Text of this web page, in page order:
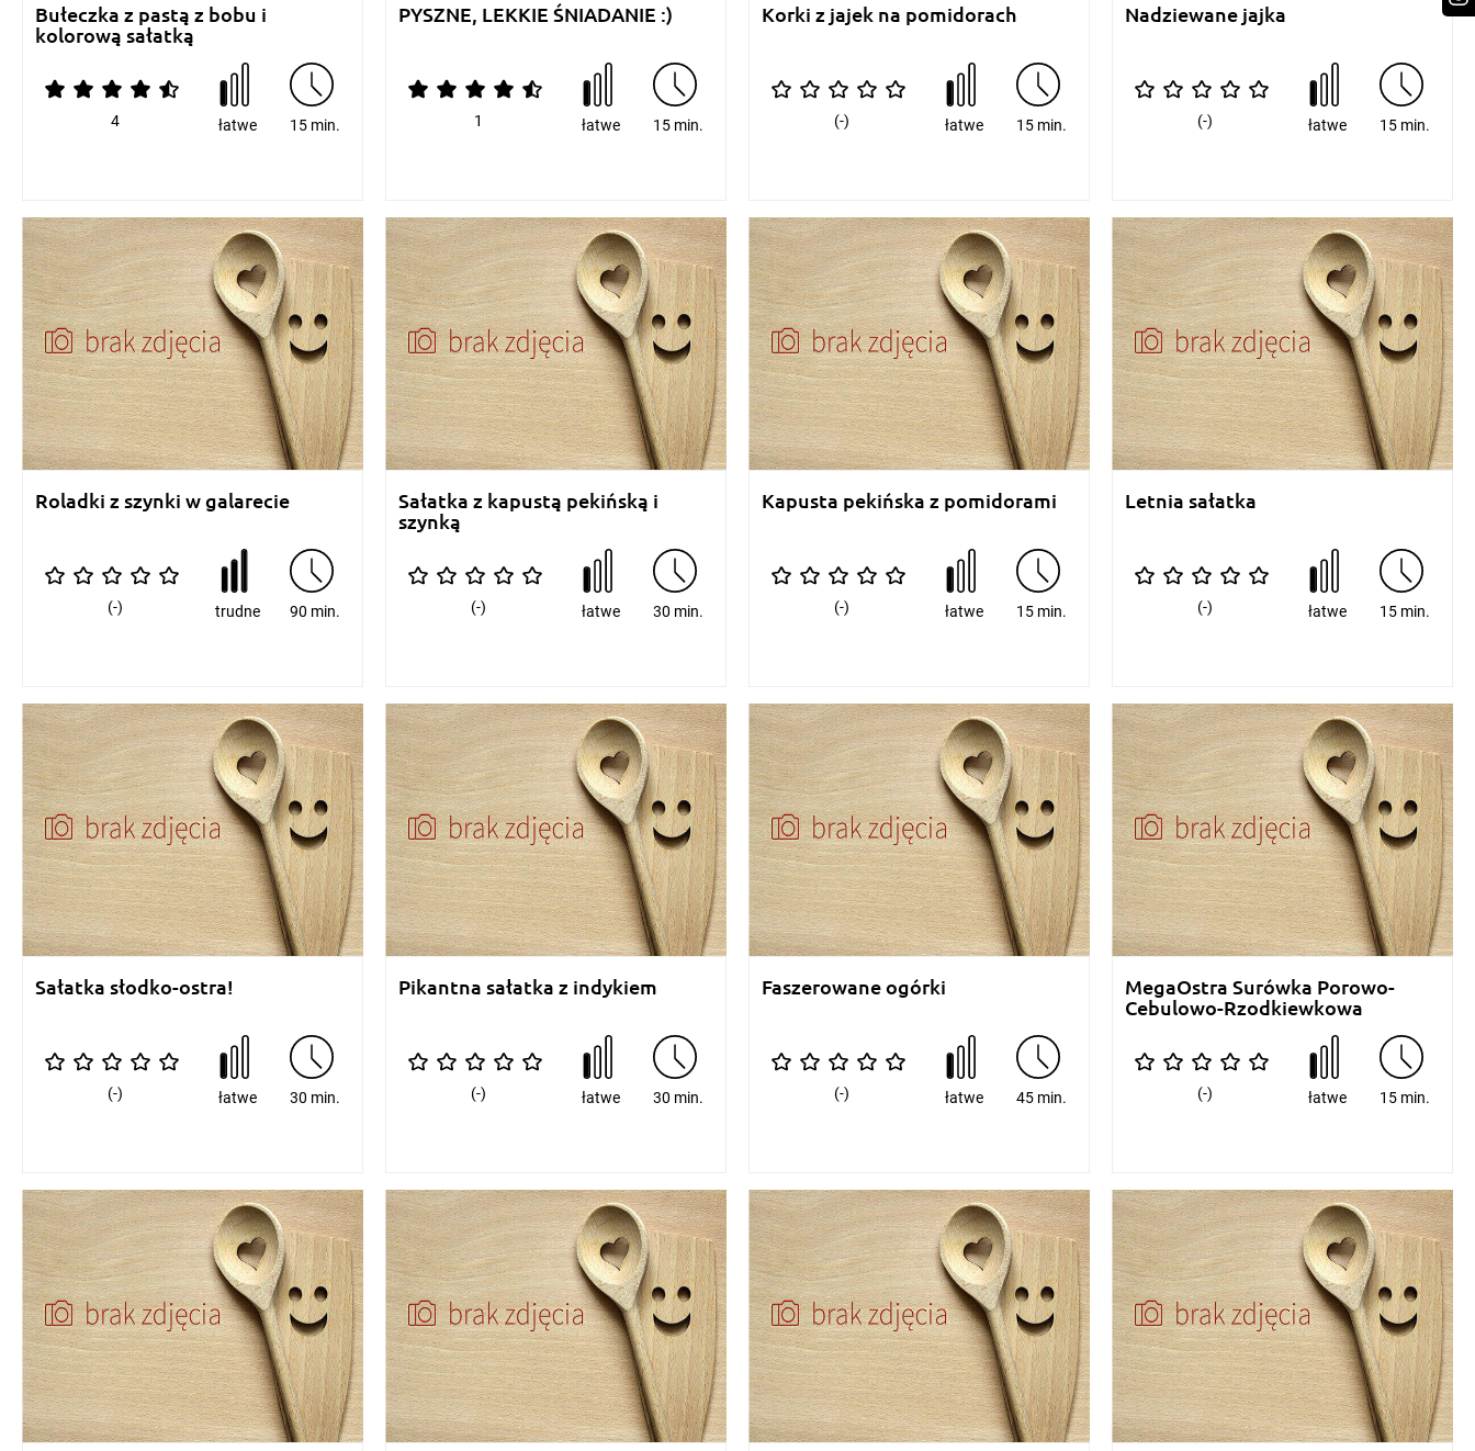
Bułeczka z pastą z bobu i
kolorową sałatką
4 łatwe 15 min.
PYSZNE, LEKKIE ŚNIADANIE :)
1 łatwe 15 min.
Korki z jajek na pomidorach
(-) łatwe 15 min.
Nadziewane jajka
(-) łatwe 15 min.
Roladki z szynki w galarecie
(-) trudne 90 min.
Sałatka z kapustą pekińską i
szynką
(-) łatwe 30 min.
Kapusta pekińska z pomidorami
(-) łatwe 15 min.
Letnia sałatka
(-) łatwe 15 min.
Sałatka słodko-ostra!
(-) łatwe 30 min.
Pikantna sałatka z indykiem
(-) łatwe 30 min.
Faszerowane ogórki
(-) łatwe 45 min.
MegaOstra Surówka Porowo-
Cebulowo-Rzodkiewkowa
(-) łatwe 15 min.